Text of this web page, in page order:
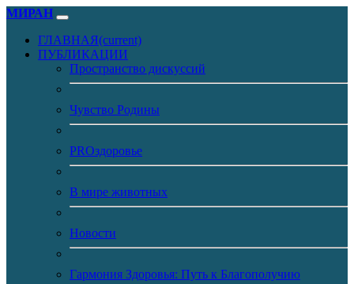
МИРАН
ГЛАВНАЯ(current)
ПУБЛИКАЦИИ
Пространство дискуссий
Чувство Родины
PROздоровье
В мире животных
Новости
Гармония Здоровья: Путь к Благополучию